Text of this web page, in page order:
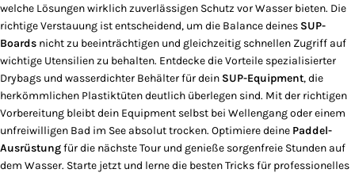
welche Lösungen wirklich zuverlässigen Schutz vor Wasser bieten. Die
richtige Verstauung ist entscheidend, um die Balance deines SUP-
Boards nicht zu beeinträchtigen und gleichzeitig schnellen Zugriff auf
wichtige Utensilien zu behalten. Entdecke die Vorteile spezialisierter
Drybags und wasserdichter Behälter für dein SUP-Equipment, die
herkömmlichen Plastiktüten deutlich überlegen sind. Mit der richtigen
Vorbereitung bleibt dein Equipment selbst bei Wellengang oder einem
unfreiwilligen Bad im See absolut trocken. Optimiere deine Paddel-
Ausrüstungfür die nächste Tour und genieße sorgenfreie Stunden auf
dem Wasser. Starte jetzt und lerne die besten Tricks für professionelles